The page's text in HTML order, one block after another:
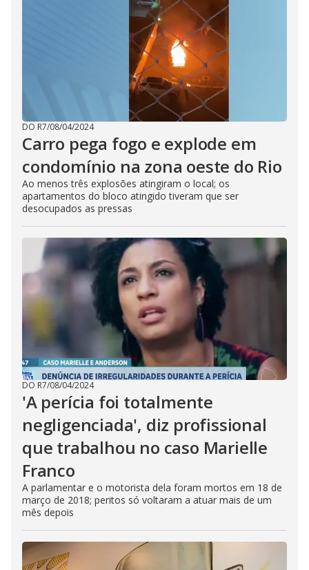
DO R7/08/04/2024
Carro pega fogo e explode em
condomínio na zona oeste do Rio
Ao menos três explosões atingiram o local; os
apartamentos do bloco atingido tiveram que ser
desocupados as pressas
DO R7/08/04/2024
'A perícia foi totalmente
negligenciada', diz profissional
que trabalhou no caso Marielle
Franco
A parlamentar e o motorista dela foram mortos em 18 de
março de 2018; peritos só voltaram a atuar mais de um
mês depois